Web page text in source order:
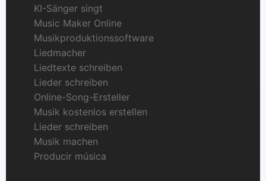
KI-Sänger singt
Music Maker Online
Musikproduktionssoftware
Liedmacher
Liedtexte schreiben
Lieder schreiben
Online-Song-Ersteller
Musik kostenlos erstellen
Lieder schreiben
Musik machen
Producir música